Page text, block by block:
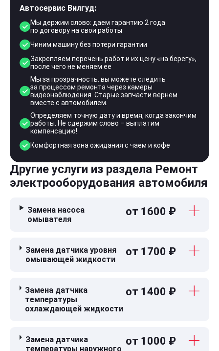
Автосервис Вилгуд:
Мы держим слово: даем гарантию 2 года
по договору на свои работы
Чиним машину без потери гарантии
Закрепляем перечень работ и их цену «на берегу»,
после чего не меняем ее
Мы за прозрачность: вы можете следить
за процессом ремонта через камеры
видеонаблюдения. Старые запчасти вернем
вместе с автомобилем.
Определяем точную дату и время, когда закончим
работы. Не сдержим слово – выплатим
компенсацию!
Комфортная зона ожидания с чаем и кофе
Другие услуги из раздела Ремонт
электрооборудования автомобиля
Замена насоса
омывателя
от 1600 ₽
Замена датчика уровня
омывающей жидкости
от 1700 ₽
Замена датчика
температуры
охлаждающей жидкости
от 1400 ₽
Замена датчика
температуры наружного
от 1000 ₽